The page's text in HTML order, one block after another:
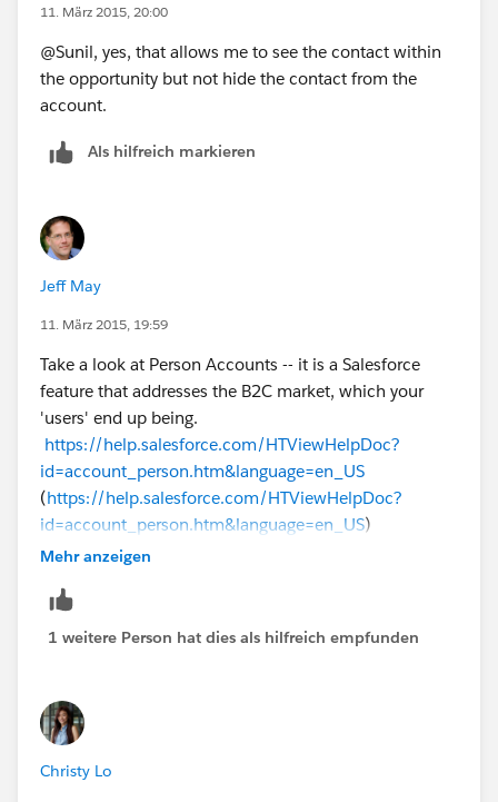
11. März 2015, 20:00
@Sunil, yes, that allows me to see the contact within
the opportunity but not hide the contact from the
account.
Als hilfreich markieren
Jeff May
11. März 2015, 19:59
Take a look at Person Accounts -- it is a Salesforce
feature that addresses the B2C market, which your
'users' end up being.
https://help.salesforce.com/HTViewHelpDoc?
id=account_person.htm&language=en_US
(https://help.salesforce.com/HTViewHelpDoc?
id=account_person.htm&language=en_US)
Mehr anzeigen
1 weitere Person hat dies als hilfreich empfunden
Christy Lo